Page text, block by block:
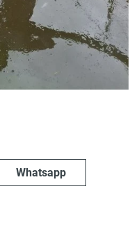
Whatsapp